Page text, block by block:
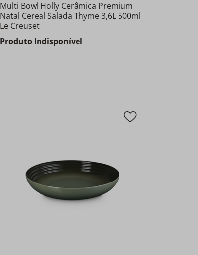
Multi Bowl Holly Cerâmica Premium
Natal Cereal Salada Thyme 3,6L 500ml
Le Creuset
Produto Indisponível